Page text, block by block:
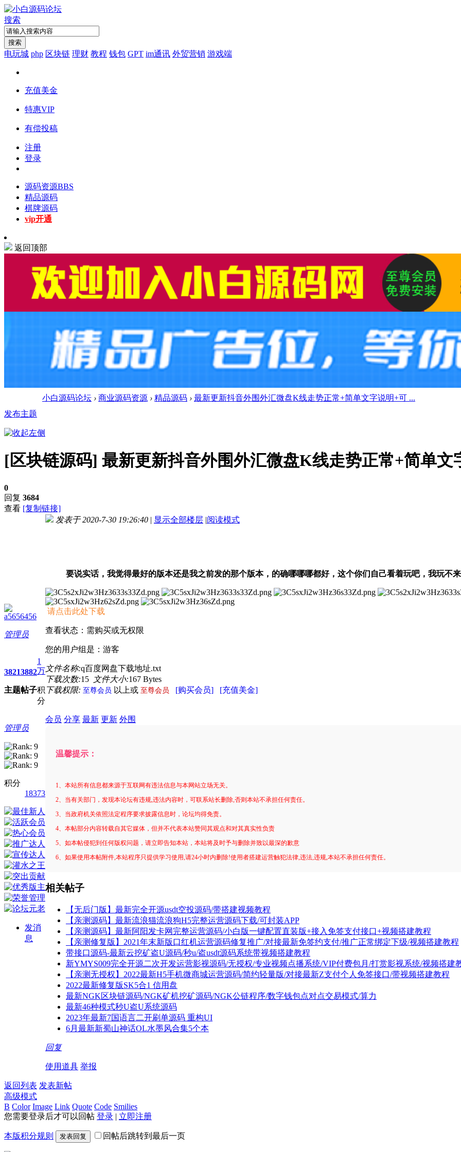
搜索
搜索
电玩城 php 区块链 理财 教程 钱包 GPT im通讯 外贸营销 游戏端
充值美金
特惠VIP
有偿投稿
注册
登录
源码资源BBS
精品源码
棋牌源码
vip开通
返回顶部
小白源码论坛 › 商业源码资源 › 精品源码 › 最新更新抖音外围外汇微盘K线走势正常+简单文字说明+可 ...
发布主题
[区块链源码] 最新更新抖音外围外汇微盘K线走势正常+简单文
0
回复 3684
查看 [复制链接]
a5656456
管理员
3821
主题
3882
帖子
1
万
积
分
管理员
积分
18373
发消
息
发表于 2020-7-30 19:26:40 | 显示全部楼层 |阅读模式
要说实话，我觉得最好的版本还是我之前发的那个版本，的确哪哪哪都好， 这个你们自己看着玩吧，我玩不
请点击此处下载
查看状态：需购买或无权限
您的用户组是：游客
文件名称:q百度网盘下载地址.txt
下载次数:15 文件大小:167 Bytes
下载权限: 至尊会员 以上或 至尊会员 [购买会员] [充值美金]
会员 分享 最新 更新 外围
温馨提示：
1、本站所有信息都来源于互联网有违法信息与本网站立场无关。
2、当有关部门，发现本论坛有违规,违法内容时，可联系站长删除,否则本站不承担任何责任。
3、当政府机关依照法定程序要求披露信息时，论坛均得免责。
4、本帖部分内容转载自其它媒体，但并不代表本站赞同其观点和对其真实性负责
5、如本帖侵犯到任何版权问题，请立即告知本站，本站将及时予与删除并致以最深的歉意
6、如果使用本帖附件,本站程序只提供学习使用,请24小时内删除!使用者搭建运营触犯法律,违法,违规,本站不承担任何责任。
相关帖子
【无后门版】最新完全开源usdt空投源码/带搭建视频教程
【亲测源码】最新流浪猫流浪狗H5完整运营源码下载/可封装APP
【亲测源码】最新阿阳发卡网完整运营源码/小白版一键配置直装版+接入免签支付接口+视频搭建教程
【亲测修复版】2021年末新版口红机运营源码修复推广/对接最新免签约支付/推广正常绑定下级/视频搭建教程
带接口源码-最新云挖矿盗U源码/秒u/盗usdt源码系统带视频搭建教程
新YMYS009完全开源二次开发运营影视源码/无授权/专业视频点播系统/VIP付费包月/打赏影视系统/视频搭建
【亲测无授权】2022最新H5手机微商城运营源码/简约轻量版/对接最新Z支付个人免签接口/带视频搭建教程
2022最新修复版SK5合1 信用盘
最新NGK区块链源码/NGK矿机挖矿源码/NGK公链程序/数字钱包点对点交易模式/算力
最新46种模式秒U盗U系统源码
2023年最新7国语言二开刷单源码 重构UI
6月最新新蜀山神话OL水墨风合集5个本
回复
使用道具 举报
返回列表 发表新帖
高级模式
B Color Image Link Quote Code Smilies
您需要登录后才可以回帖 登录 | 立即注册
本版积分规则 发表回复 回帖后跳转到最后一页